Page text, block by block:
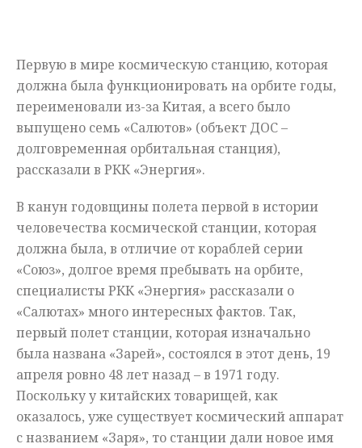
Первую в мире космическую станцию, которая
должна была функционировать на орбите годы,
переименовали из-за Китая, а всего было
выпущено семь «Салютов» (объект ДОС –
долговременная орбитальная станция),
рассказали в РКК «Энергия».
В канун годовщины полета первой в истории
человечества космической станции, которая
должна была, в отличие от кораблей серии
«Союз», долгое время пребывать на орбите,
специалисты РКК «Энергия» рассказали о
«Салютах» много интересных фактов. Так,
первый полет станции, которая изначально
была названа «Зарей», состоялся в этот день, 19
апреля ровно 48 лет назад – в 1971 году.
Поскольку у китайских товарищей, как
оказалось, уже существует космический аппарат
с названием «Заря», то станции дали новое имя